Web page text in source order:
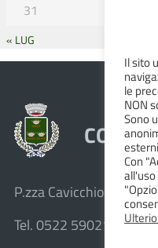
31
« LUG
P.zza Cavicchioni, 8 –
Tel. 0522 590211 – Fax
Il sito
le
NON
Sono
Con
all'uso